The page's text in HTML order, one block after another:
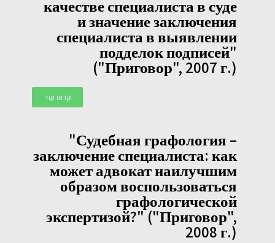
качестве специалиста в суде
и значение заключения
специалиста в выявлении
подделок подписей"
("Приговор", 2007 г.)
קראו עוד
"Судебная графология –
заключение специалиста: как
может адвокат наилучшим
образом воспользоваться
графологической
экспертизой?" ("Приговор",
2008 г.)